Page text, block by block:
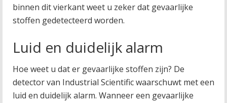
binnen dit vierkant weet u zeker dat gevaarlijke
stoffen gedetecteerd worden.
Luid en duidelijk alarm
Hoe weet u dat er gevaarlijke stoffen zijn? De
detector van Industrial Scientific waarschuwt met een
luid en duidelijk alarm. Wanneer een gevaarlijke